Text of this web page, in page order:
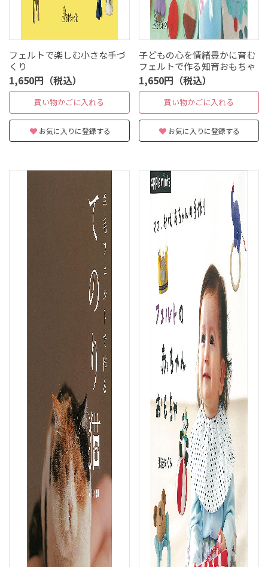
フェルトで楽しむ小さな手づ
くり
1,650円（税込）
買い物かごに入れる
お気に入りに登録する
子どもの心を情緒豊かに育む
フェルトで作る知育おもちゃ
1,650円（税込）
買い物かごに入れる
お気に入りに登録する